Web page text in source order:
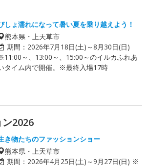
しょ濡れになって暑い夏を乗り越えよう！
熊本県・上天草市
期間： 2026年7月18日(土)～8月30日(日)
～、13:00～、15:00～のイルカふれあ
タイム内で開催。※最終入場17時
2026
き物たちのファッションショー
熊本県・上天草市
期間： 2026年4月25日(土)～9月27日(日) ※